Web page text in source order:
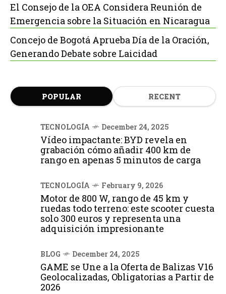
El Consejo de la OEA Considera Reunión de
Emergencia sobre la Situación en Nicaragua
Concejo de Bogotá Aprueba Día de la Oración,
Generando Debate sobre Laicidad
POPULAR RECENT
TECNOLOGÍA December 24, 2025
Vídeo impactante: BYD revela en
grabación cómo añadir 400 km de
rango en apenas 5 minutos de carga
TECNOLOGÍA February 9, 2026
Motor de 800 W, rango de 45 km y
ruedas todo terreno: este scooter cuesta
solo 300 euros y representa una
adquisición impresionante
BLOG December 24, 2025
GAME se Une a la Oferta de Balizas V16
Geolocalizadas, Obligatorias a Partir de
2026